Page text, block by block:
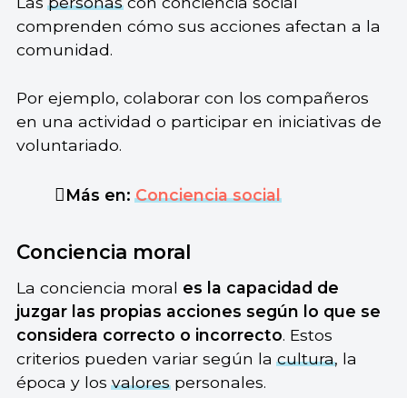
comprenden cómo sus acciones afectan a la
comunidad.
Por ejemplo, colaborar con los compañeros
en una actividad o participar en iniciativas de
voluntariado.
Más en:Conciencia social
Conciencia moral
La conciencia moral es la capacidad de
juzgar las propias acciones según lo que se
considera correcto o incorrecto. Estos
criterios pueden variar según lacultura, la
época y losvalorespersonales.